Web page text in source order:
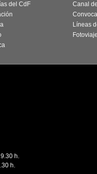
del CdF
Canal
Líneas
h.
h.